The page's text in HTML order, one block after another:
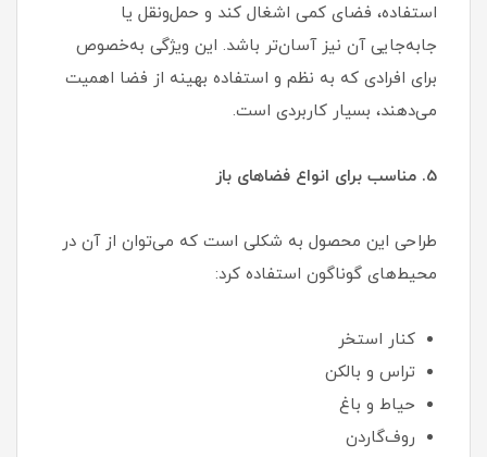
استفاده، فضای کمی اشغال کند و حمل‌ونقل یا
جابه‌جایی آن نیز آسان‌تر باشد. این ویژگی به‌خصوص
برای افرادی که به نظم و استفاده بهینه از فضا اهمیت
می‌دهند، بسیار کاربردی است.
5. مناسب برای انواع فضاهای باز
طراحی این محصول به شکلی است که می‌توان از آن در
محیط‌های گوناگون استفاده کرد:
کنار استخر
تراس و بالکن
حیاط و باغ
روف‌گاردن